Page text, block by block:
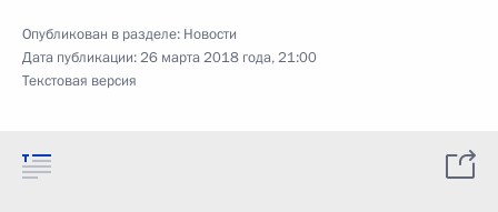
Опубликован в разделе: Новости
Дата публикации:26 марта 2018 года, 21:00
Текстовая версия